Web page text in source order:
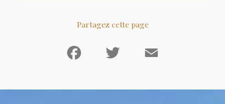
Partagez cette page